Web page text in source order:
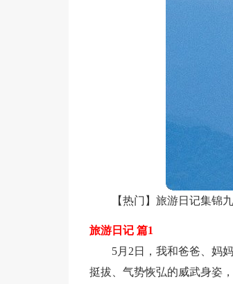
【热门】旅游日记集锦
旅游日记 篇1
5月2日，我和爸爸、妈
挺拔、气势恢弘的威武身姿